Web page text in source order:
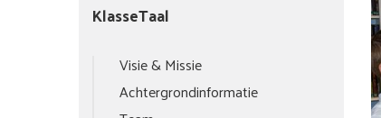
KlasseTaal
Visie & Missie
Achtergrondinformatie